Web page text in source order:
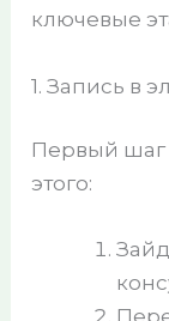
ключевые
1. Запись в
Первый шаг
этого: